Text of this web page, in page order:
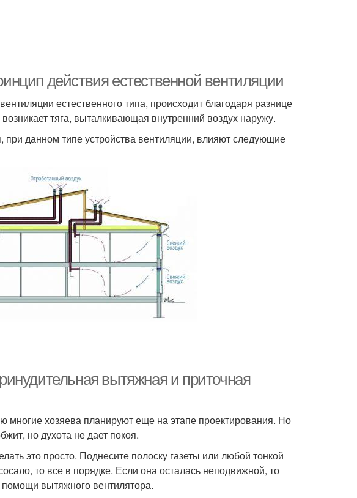
действия естественной вентиляции
естественного типа, происходит благодаря разнице
тяга, выталкивающая внутренний воздух наружу.
данном типе устройства вентиляции, влияют следующие
вытяжная и приточная
многие хозяева планируют еще на этапе проектирования. Но
но духота не дает покоя.
это просто. Поднесите полоску газеты или любой тонкой
то все в порядке. Если она осталась неподвижной, то
вытяжного вентилятора.